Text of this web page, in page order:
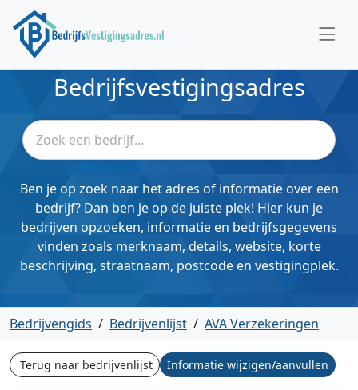
Bedrijfsvestigingsadres
Ben je op zoek naar het adres of informatie over een
bedrijf? Dan ben je op de juiste plek! Hier kun je
bedrijven opzoeken, informatie en bedrijfsgegevens
vinden zoals merknaam, details, website, korte
beschrijving, straatnaam, postcode en vestigingplek.
Bedrijvengids / Bedrijvenlijst / AVA Verzekeringen
Terug naar bedrijvenlijst Informatie wijzigen/aanvullen